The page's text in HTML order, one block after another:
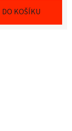
DO KOŠÍKU